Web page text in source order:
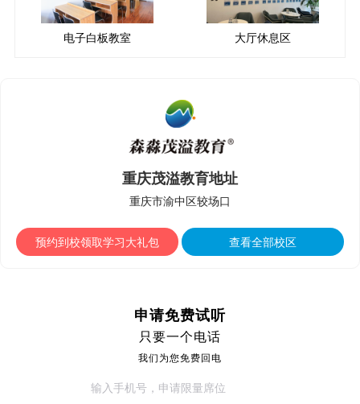
电子白板教室 大厅休息区
重庆茂溢教育地址
重庆市渝中区较场口
预约到校领取学习大礼包 查看全部校区
申请免费试听
只要一个电话
我们为您免费回电